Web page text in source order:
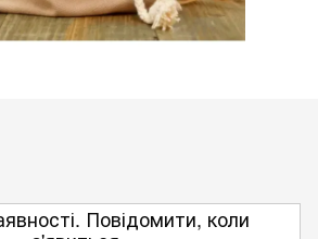
Повідомити, коли